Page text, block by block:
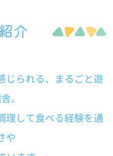
介
じられる、まるごと遊
。
理して食べる経験を通
や